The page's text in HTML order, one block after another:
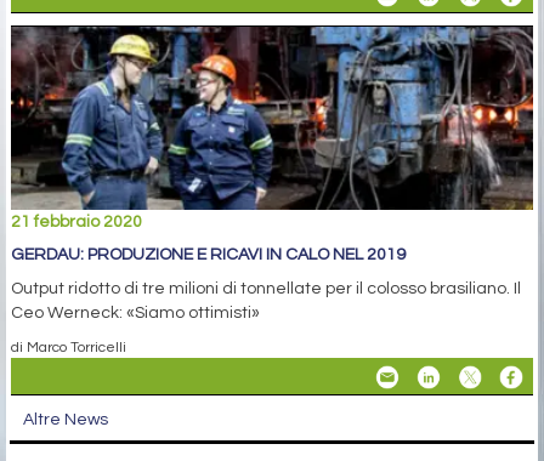
21 febbraio 2020
GERDAU: PRODUZIONE E RICAVI IN CALO NEL 2019
Output ridotto di tre milioni di tonnellate per il colosso brasiliano. Il
Ceo Werneck: «Siamo ottimisti»
di Marco Torricelli
Altre News